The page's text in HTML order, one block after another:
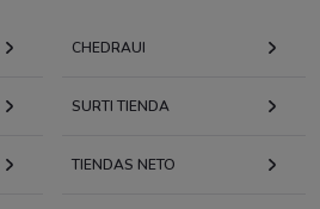
CHEDRAUI
SURTI TIENDA
TIENDAS NETO